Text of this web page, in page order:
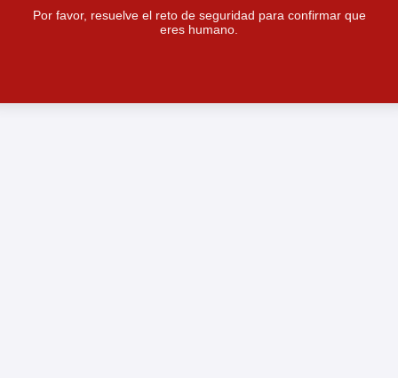
Por favor, resuelve el reto de seguridad para confirmar que
eres humano.